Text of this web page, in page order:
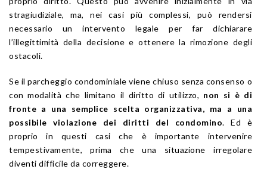
stragiudiziale, ma, nei casi più complessi, può rendersi
necessario un intervento legale per far dichiarare
l’illegittimità della decisione e ottenere la rimozione degli
ostacoli.
Se il parcheggio condominiale viene chiuso senza consenso o
con modalità che limitano il diritto di utilizzo, non si è di
fronte a una semplice scelta organizzativa, ma a una
possibile violazione dei diritti del condomino. Ed è
proprio in questi casi che è importante intervenire
tempestivamente, prima che una situazione irregolare
diventi difficile da correggere.